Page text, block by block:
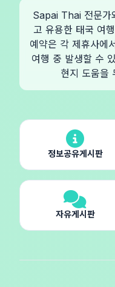
Sapai Thai 전문가
고 유용한 태국 여
예약은 각 제휴사에
여행 중 발생할 수
현지 도움을
정보공유게시판
자유게시판